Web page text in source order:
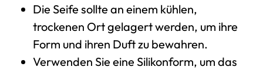
Die Seife sollte an einem kühlen,
trockenen Ort gelagert werden, um ihre
Form und ihren Duft zu bewahren.
Verwenden Sie eine Silikonform, um das